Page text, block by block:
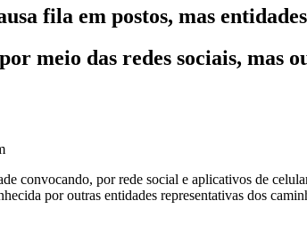
fila em postos, mas
meio das redes sociais, mas
convocando, por rede social e aplicativos de
por outras entidades representativas dos